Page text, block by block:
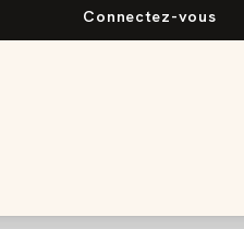
Connectez-vous